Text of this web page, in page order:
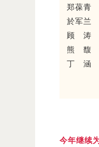
郑葆青
於军兰
顾 涛
熊 馥
丁 涵
今年继续